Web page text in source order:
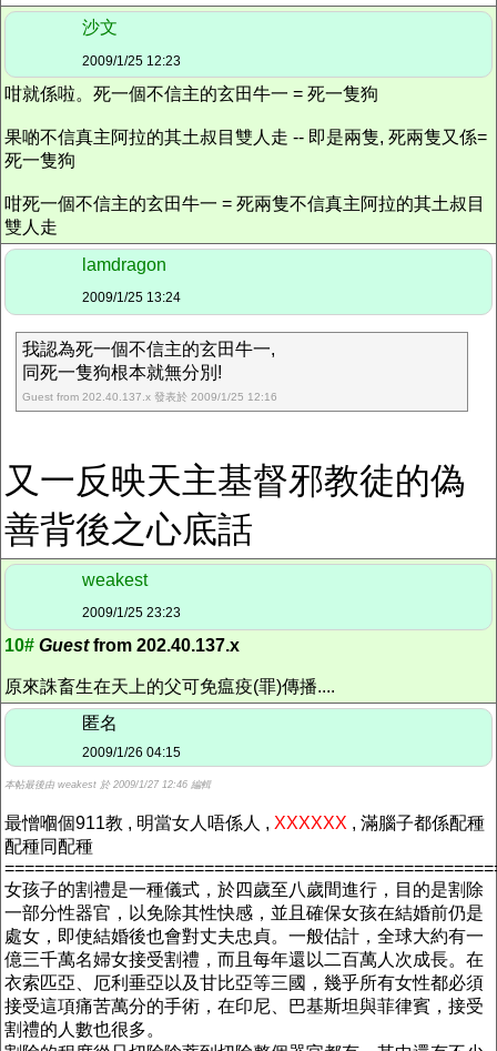
沙文
2009/1/25 12:23
咁就係啦。死一個不信主的玄田牛一 = 死一隻狗
果啲不信真主阿拉的其土叔目雙人走 -- 即是兩隻, 死兩隻又係=
死一隻狗
咁死一個不信主的玄田牛一 = 死兩隻不信真主阿拉的其土叔目
雙人走
lamdragon
2009/1/25 13:24
我認為死一個不信主的玄田牛一,
同死一隻狗根本就無分別!
Guest from 202.40.137.x 發表於 2009/1/25 12:16
又一反映天主基督邪教徒的偽
善背後之心底話
weakest
2009/1/25 23:23
10# Guestfrom 202.40.137.x
原來誅畜生在天上的父可免瘟疫(罪)傳播....
匿名
2009/1/26 04:15
本帖最後由 weakest 於 2009/1/27 12:46 編輯
最憎嗰個911教 , 明當女人唔係人 , XXXXXX , 滿腦子都係配種
配種同配種
女孩子的割禮是一種儀式，於四歲至八歲間進行，目的是割除
一部分性器官，以免除其性快感，並且確保女孩在結婚前仍是
處女，即使結婚後也會對丈夫忠貞。一般估計，全球大約有一
億三千萬名婦女接受割禮，而且每年還以二百萬人次成長。在
衣索匹亞、厄利垂亞以及甘比亞等三國，幾乎所有女性都必須
接受這項痛苦萬分的手術，在印尼、巴基斯坦與菲律賓，接受
割禮的人數也很多。